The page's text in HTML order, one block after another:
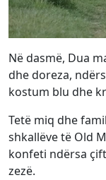
Në dasmë, Dua
dhe doreza,
kostum blu dhe
Tetë miq dhe
shkallëve të Old
konfeti ndërsa
zezë.